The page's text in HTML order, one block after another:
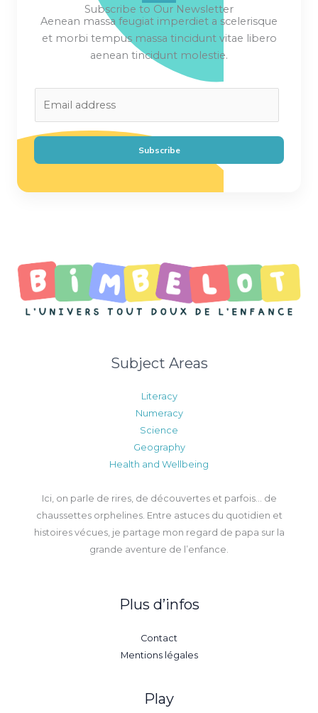
Subscribe to Our Newsletter
Aenean massa feugiat imperdiet a scelerisque
et morbi tempus massa tincidunt vitae libero
aenean tincidunt molestie.
l
Subscribe
Subject Areas
Literacy
Numeracy
Science
Geography
Health and Wellbeing
Ici, on parle de rires, de découvertes et parfois… de
chaussettes orphelines. Entre astuces du quotidien et
histoires vécues, je partage mon regard de papa sur la
grande aventure de l’enfance.
Plus d’infos
Contact
Mentions légales
Play